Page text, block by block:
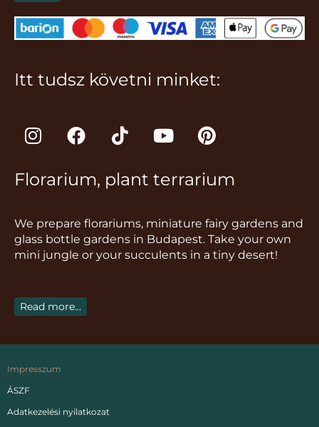
Itt tudsz követni minket:
I
n
t
g
r
a
F
a
e
o
o
k
T
i
t
k
Y
o
t
b
e
P
i
t
r
e
s
Florarium, plant terrarium
We prepare florariums, miniature fairy gardens and
glass bottle gardens in Budapest. Take your own
mini jungle or your succulents in a tiny desert!
Read more...
Impresszum
ÁSZF
Adatkezelési nyilatkozat